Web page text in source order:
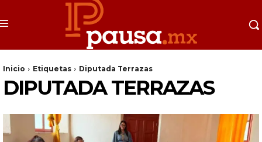
Inicio Etiquetas Diputada Terrazas
DIPUTADA TERRAZAS